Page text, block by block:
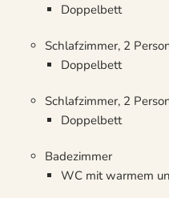
Doppelbett
Schlafzimmer, 2
Doppelbett
Schlafzimmer, 2
Doppelbett
Badezimmer
WC mit warmem